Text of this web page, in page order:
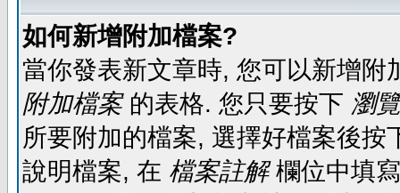
如何新增附加檔案?
當你發表新文章時, 您可以新增
附加檔案的表格. 您只要按下 瀏
所要附加的檔案, 選擇好檔案後
說明檔案, 在 檔案註解欄位中填